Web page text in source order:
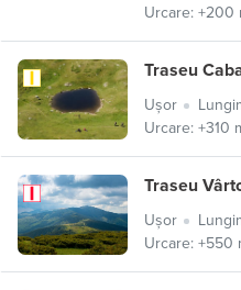
Urcare: +200
Traseu
Ușor
Urcare: +310
Traseu
Ușor
Urcare: +550